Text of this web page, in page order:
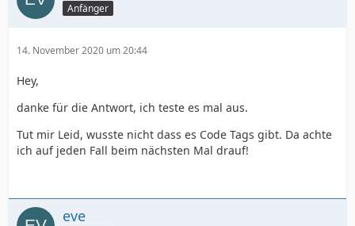
Anfänger
14. November 2020 um 20:44
Hey,
danke für die Antwort, ich teste es mal aus.
Tut mir Leid, wusste nicht dass es Code Tags gibt. Da achte
ich auf jeden Fall beim nächsten Mal drauf!
eve